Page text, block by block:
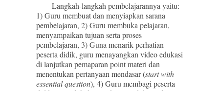
Langkah-langkah pembelajarannya yaitu:
1) Guru membuat dan menyiapkan sarana
pembelajaran, 2) Guru membuka pelajaran,
menyampaikan tujuan serta proses
pembelajaran, 3) Guna menarik perhatian
peserta didik, guru menayangkan video edukasi
di lanjutkan pemaparan point materi dan
menentukan pertanyaan mendasar (start with
essential question), 4) Guru membagi peserta